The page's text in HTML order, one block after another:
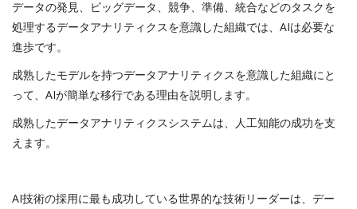
データの発見、ビッグデータ、競争、準備、統合などのタスクを
処理するデータアナリティクスを意識した組織では、AIは必要な
進歩です。
成熟したモデルを持つデータアナリティクスを意識した組織にと
って、AIが簡単な移行である理由を説明します。
成熟したデータアナリティクスシステムは、人工知能の成功を支
えます。
AI技術の採用に最も成功している世界的な技術リーダーは、デー